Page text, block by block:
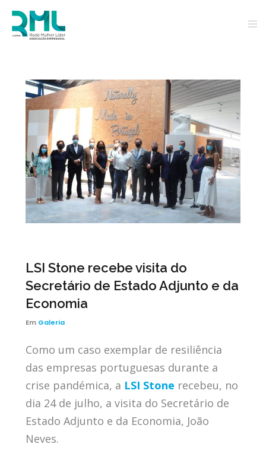
LSI Stone recebe visita do
Secretário de Estado Adjunto e da
Economia
Em Galeria
Como um caso exemplar de resiliência
das empresas portuguesas durante a
crise pandémica, a LSI Stone recebeu, no
dia 24 de julho, a visita do Secretário de
Estado Adjunto e da Economia, João
Neves.